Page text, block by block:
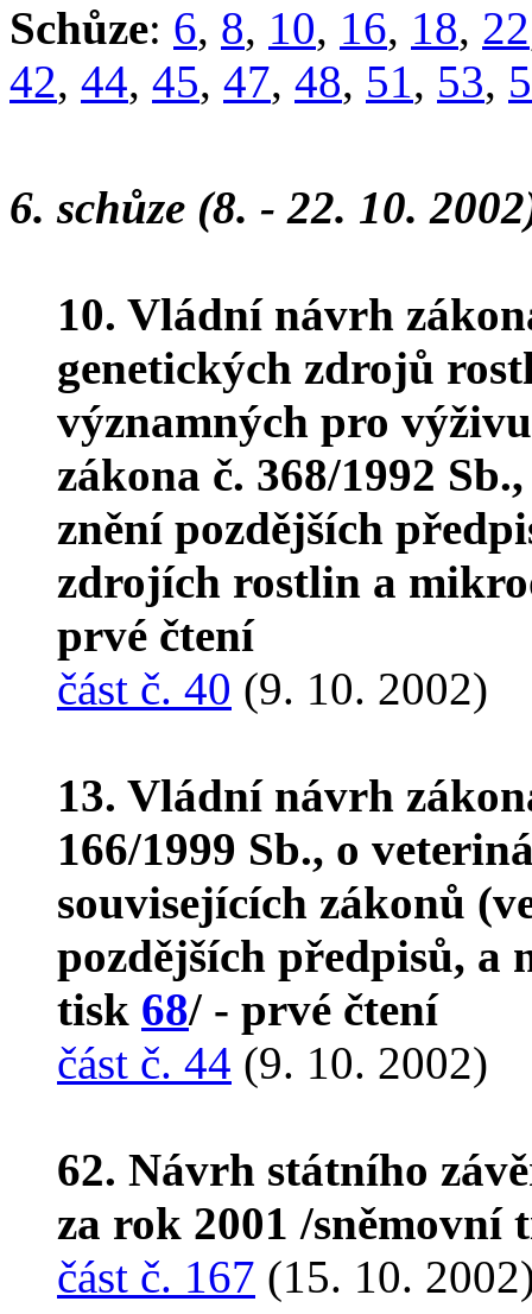
Schůze: 6, 8, 10, 16, 18, 22
42, 44, 45, 47, 48, 51, 53,
6. schůze (8. - 22. 10.
10. Vládní návrh
genetických zdrojů
významných pro
zákona č. 368/1992
znění pozdějších
zdrojích rostlin a
prvé čtení
část č. 40 (9. 10. 2002)
13. Vládní návrh
166/1999 Sb., o
souvisejících zákonů
pozdějších předpisů, a
tisk 68/ - prvé čtení
část č. 44 (9. 10. 2002)
62. Návrh státního
za rok 2001 /sněmovní
část č. 167 (15. 10.